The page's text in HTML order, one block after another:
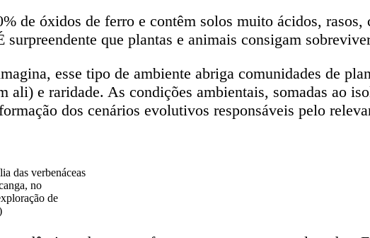
de óxidos de ferro e contêm solos muito ácidos,
que plantas e animais consigam
esse tipo de ambiente abriga comunidades de
ali) e raridade. As condições ambientais, somadas ao
dos cenários evolutivos responsáveis pelo
das verbenáceas
no
de